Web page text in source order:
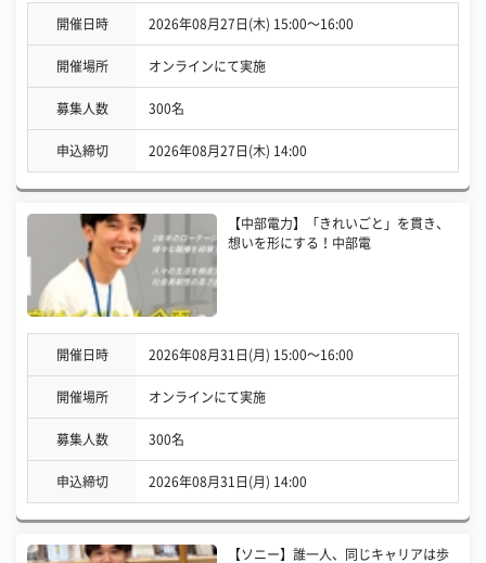
開催日時 2026年08月27日(木) 15:00〜16:00
開催場所 オンラインにて実施
募集人数 300名
申込締切 2026年08月27日(木) 14:00
【中部電力】「きれいごと」を貫き、
想いを形にする！中部電
開催日時 2026年08月31日(月) 15:00〜16:00
開催場所 オンラインにて実施
募集人数 300名
申込締切 2026年08月31日(月) 14:00
【ソニー】誰一人、同じキャリアは歩